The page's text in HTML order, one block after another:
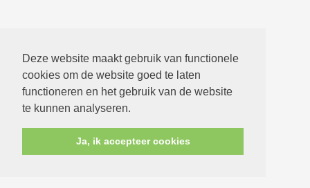
Deze website maakt gebruik van functionele
cookies om de website goed te laten
functioneren en het gebruik van de website
te kunnen analyseren.
Ja, ik accepteer cookies